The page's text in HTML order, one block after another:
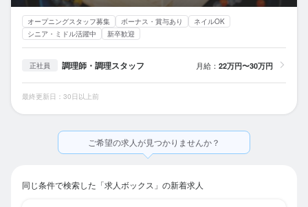
オープニングスタッフ募集 ボーナス・賞与あり
ネイルOK
シニア・ミドル活躍中
新卒歓迎
正社員 調理師・調理スタッフ 月給： 22万円〜30万円
最終更新日：30日以上前
ご希望の求人が見つかりませんか？
同じ条件で検索した「求人ボックス」の新着求人